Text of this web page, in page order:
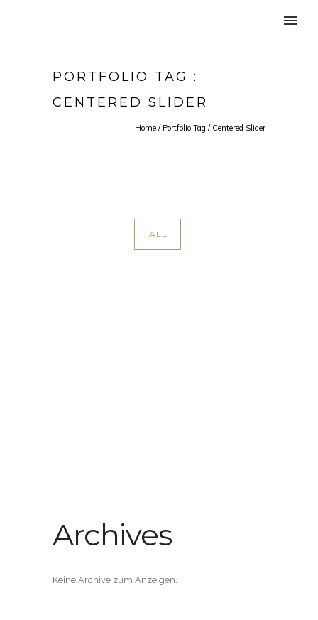
PORTFOLIO TAG :
CENTERED SLIDER
Home / Portfolio Tag / Centered Slider
ALL
Archives
Keine Archive zum Anzeigen.